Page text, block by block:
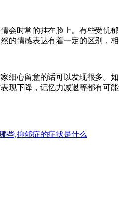
时常的挂在脸上。有些受忧
情感表达有着一定的区别，
心留意的话可以发现很多。
现下降，记忆力减退等都有可
些,抑郁症的症状是什么